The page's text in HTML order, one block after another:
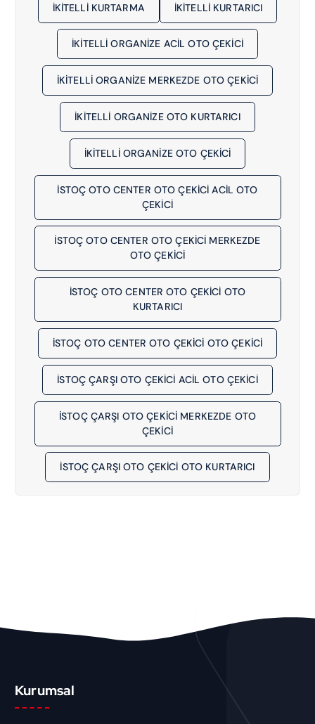
İKITELLI KURTARMA İKITELLI KURTARICI
İKİTELLİ ORGANİZE ACIL OTO ÇEKICI
İKİTELLİ ORGANİZE MERKEZDE OTO ÇEKICI
İKİTELLİ ORGANİZE OTO KURTARICI
İKİTELLİ ORGANİZE OTO ÇEKICI
İSTOÇ OTO CENTER OTO ÇEKİCİ ACIL OTO
ÇEKICI
İSTOÇ OTO CENTER OTO ÇEKİCİ MERKEZDE
OTO ÇEKICI
İSTOÇ OTO CENTER OTO ÇEKİCİ OTO
KURTARICI
İSTOÇ OTO CENTER OTO ÇEKİCİ OTO ÇEKICI
İSTOÇ ÇARŞI OTO ÇEKİCİ ACIL OTO ÇEKICI
İSTOÇ ÇARŞI OTO ÇEKİCİ MERKEZDE OTO
ÇEKICI
İSTOÇ ÇARŞI OTO ÇEKİCİ OTO KURTARICI
Kurumsal